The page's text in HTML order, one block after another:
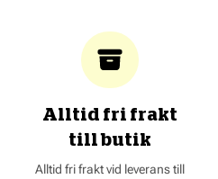
Alltid fri frakt
till butik
Alltid fri frakt vid leverans till